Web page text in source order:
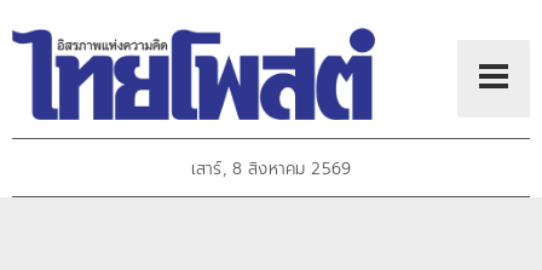
เสาร์, 8 สิงหาคม 2569